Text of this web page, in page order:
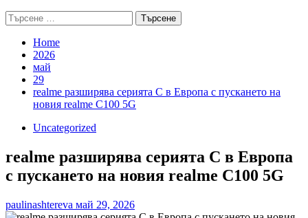
Търсене
за:
Home
2026
май
29
realme разширява серията C в Европа с пускането на
новия realme C100 5G
Uncategorized
realme разширява серията C в Европа
с пускането на новия realme C100 5G
paulinashtereva май 29, 2026